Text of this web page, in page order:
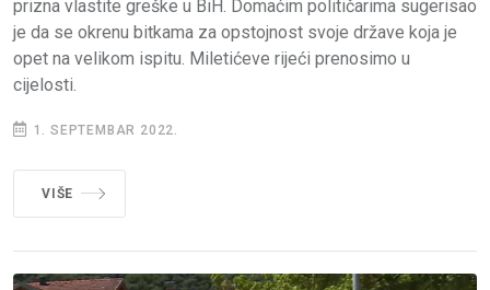
prizna vlastite greške u BiH. Domaćim političarima sugerisao
je da se okrenu bitkama za opstojnost svoje države koja je
opet na velikom ispitu. Miletićeve rijeći prenosimo u
cijelosti.
1. SEPTEMBAR 2022.
VIŠE